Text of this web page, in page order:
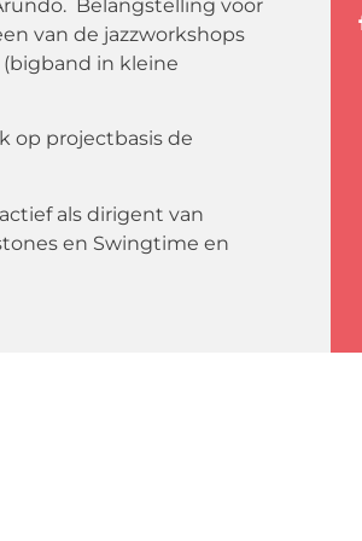
Belangstelling voor
van de jazzworkshops
(bigband in kleine
op projectbasis de
als dirigent van
en Swingtime en